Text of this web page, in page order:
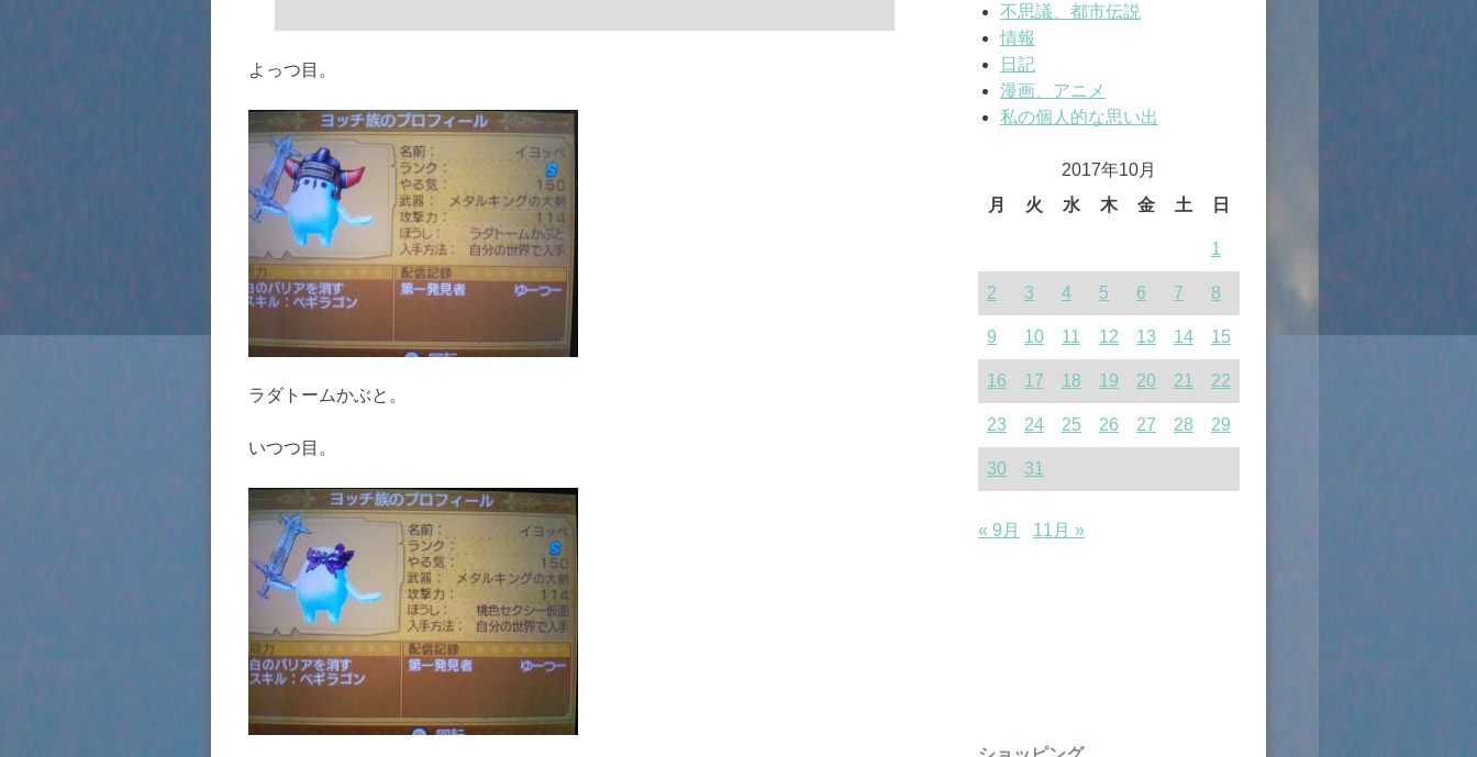
よっつ目。
ラダトームかぶと。
いつつ目。
不思議、都市伝説
情報
日記
漫画、アニメ
私の個人的な思い出
2017年10月
月
火 水 木 金 土 日
1
2 3 4 5 6 7 8
9 10 11 12 13 14 15
16 17 18 19 20 21 22
23 24 25 26 27 28 29
30 31
« 9月 11月 »